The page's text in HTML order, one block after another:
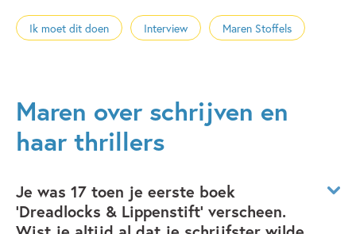
Ik moet dit doen Interview Maren Stoffels
Maren over schrijven en
haar thrillers
Je was 17 toen je eerste boek
'Dreadlocks & Lippenstift' verscheen.